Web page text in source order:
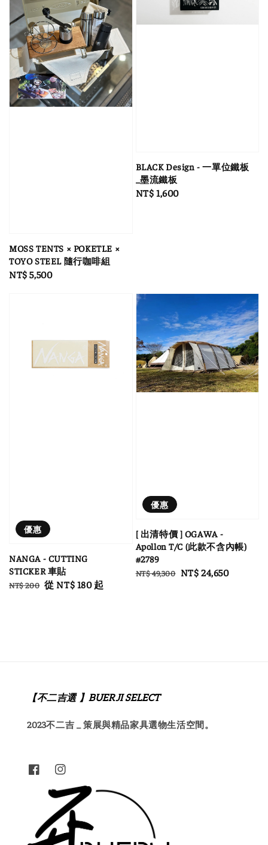
MOSS TENTS × POKETLE ×
TOYO STEEL 隨行咖啡組
Regular
NT$ 5,500
BLACK Design - 一單位鐵板
_墨流鐵板
Regular
NT$ 1,600
優惠
NANGA - CUTTING
STICKER 車貼
Regular
NT$ 200 Sale
從 NT$ 180起
優惠
[ 出清特價 ] OGAWA -
Apollon T/C (此款不含內帳)
#2789
Regular
NT$ 49,300 Sale
NT$ 24,650
【不二吉選 】BUERJI SELECT
2023不二吉 _ 策展與精品家具選物生活空間。